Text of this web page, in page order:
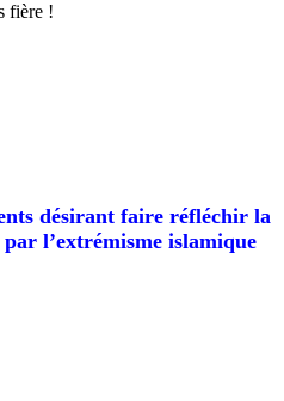
fière !
désirant faire réfléchir la
l’extrémisme islamique